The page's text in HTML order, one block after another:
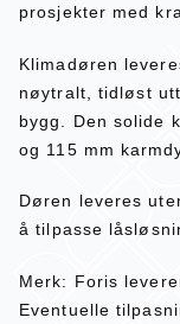
prosjekter med
Klimadøren
nøytralt, tidløst
bygg. Den solide
og 115 mm
Døren leveres
å tilpasse
Merk: Foris
Eventuelle